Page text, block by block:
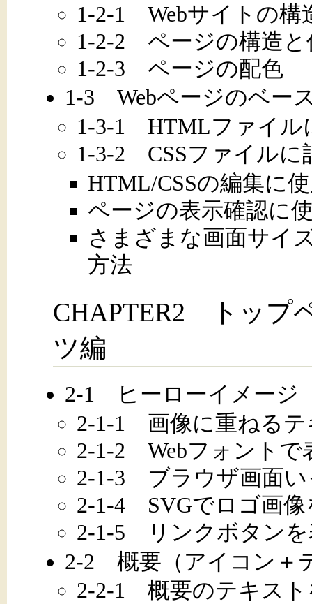
1-2-1 Webサイトの構
1-2-2 ページの構造と
1-2-3 ページの配色
1-3 Webページのベー
1-3-1 HTMLファイル
1-3-2 CSSファイルに
HTML/CSSの編集に
ページの表示確認に
さまざまな画面サイ
方法
CHAPTER2 トッ
ツ編
2-1 ヒーローイメージ
2-1-1 画像に重ねるテ
2-1-2 Webフォントで
2-1-3 ブラウザ画面い
2-1-4 SVGでロゴ画像
2-1-5 リンクボタンを
2-2 概要（アイコン＋
2-2-1 概要のテキスト